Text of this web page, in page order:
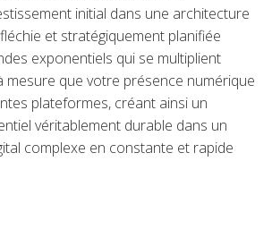
initial dans une architecture
et stratégiquement planifiée
exponentiels qui se multiplient
mesure que votre présence numérique
plateformes, créant ainsi un
véritablement durable dans un
complexe en constante et rapide